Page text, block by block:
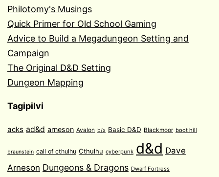
Philotomy's Musings
Quick Primer for Old School Gaming
Advice to Build a Megadungeon Setting and
Campaign
The Original D&D Setting
Dungeon Mapping
Tagipilvi
acks ad&d arneson Avalon b/x Basic D&D Blackmoor boot hill
braunstein call of cthulhu Cthulhu cyberpunk d&d Dave
Arneson Dungeons & Dragons Dwarf Fortress